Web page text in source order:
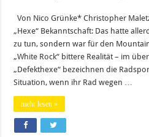
Von Nico Grünke* Christopher
„Hexe“ Bekanntschaft: Das hatte
zu tun, sondern war für den
„White Rock“ bittere Realität – im
„Defekthexe“ bezeichnen die
Situation, wenn ihr Rad wegen …
mehr lesen »